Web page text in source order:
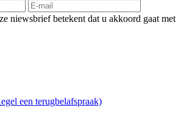
niewsbrief betekent dat u akkoord gaat met
een terugbelafspraak)